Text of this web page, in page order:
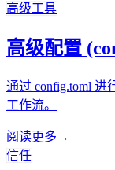
高级工具
高级配置
通过 config.toml 进
工作流。
阅读更多 →
信任